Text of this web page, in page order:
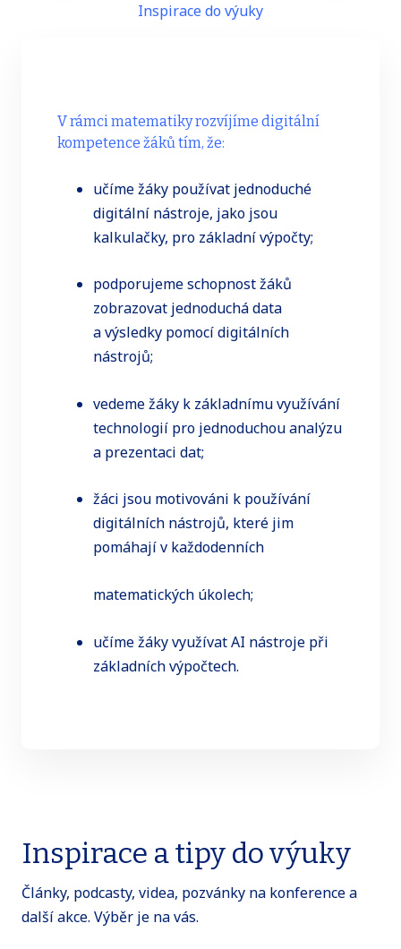
Inspirace do výuky
V rámci matematiky rozvíjíme digitální
kompetence žáků tím, že:
učíme žáky používat jednoduché
digitální nástroje, jako jsou
kalkulačky, pro základní výpočty;
podporujeme schopnost žáků
zobrazovat jednoduchá data
a výsledky pomocí digitálních
nástrojů;
vedeme žáky k základnímu využívání
technologií pro jednoduchou analýzu
a prezentaci dat;
žáci jsou motivováni k používání
digitálních nástrojů, které jim
pomáhají v každodenních
matematických úkolech;
učíme žáky využívat AI nástroje při
základních výpočtech.
Inspirace a tipy do výuky
Články, podcasty, videa, pozvánky na konference a
další akce. Výběr je na vás.